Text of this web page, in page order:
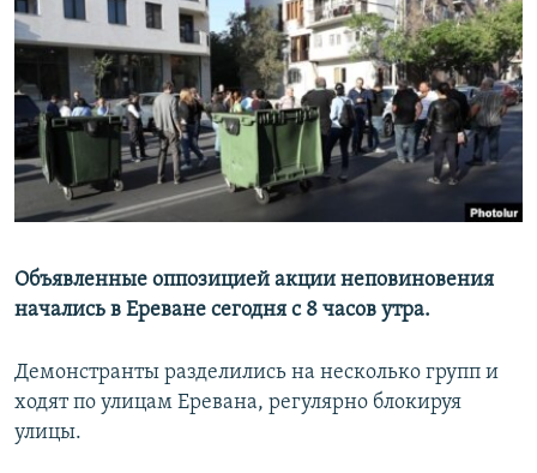
АРХИВ
Հայերեն
English
Русский
Объявленные оппозицией акции неповиновения
начались в Ереване сегодня с 8 часов утра.
Демонстранты разделились на несколько групп и
ходят по улицам Еревана, регулярно блокируя
улицы.